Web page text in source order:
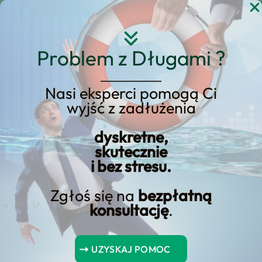
Problem z Długami ?
Nasi eksperci pomogą Ci
wyjść z zadłużenia
dyskretne,
skutecznie
i bez stresu.
Zgłoś się na bezpłatną
konsultację.
UZYSKAJ POMOC
Przejdź
Strona główna
Blog Kredyt123.pl
dostępność pożyczek
Pożyczki „payday” dla 18-
latków – Jakie oferty są
dostępne dla 18-latków? Z
dowodem tożsamości